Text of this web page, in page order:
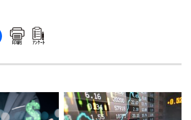
印刷 ｱﾝｹｰﾄ